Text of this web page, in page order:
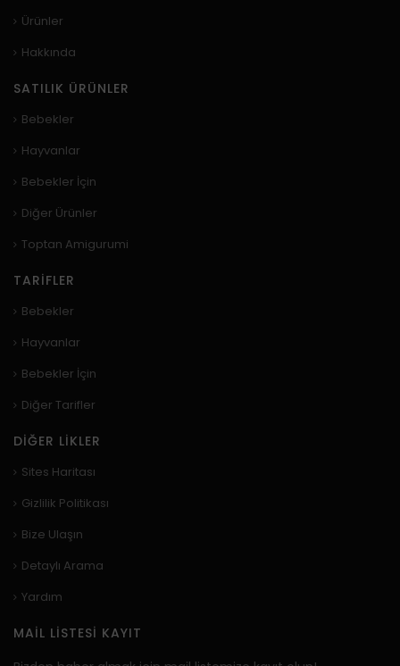
Ürünler
Hakkında
SATILIK ÜRÜNLER
Bebekler
Hayvanlar
Bebekler İçin
Diğer Ürünler
Toptan Amigurumi
TARIFLER
Bebekler
Hayvanlar
Bebekler İçin
Diğer Tarifler
DIĞER LIKLER
Sites Haritası
Gizlilik Politikası
Bize Ulaşın
Detaylı Arama
Yardım
MAIL LISTESI KAYIT